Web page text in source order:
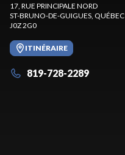
17, RUE PRINCIPALE NORD
ST-BRUNO-DE-GUIGUES , QUÉBEC
J0Z 2G0
ITINÉRAIRE
819-728-2289